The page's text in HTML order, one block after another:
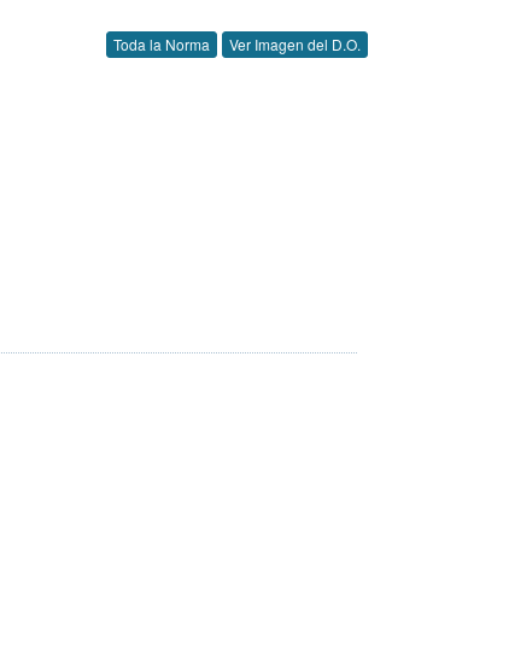
Toda la Norma Ver Imagen del D.O.